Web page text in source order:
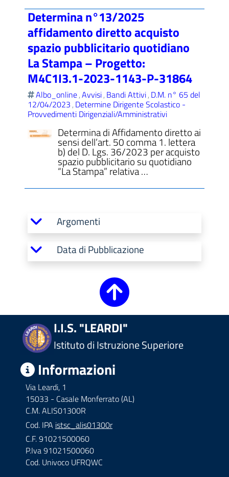
Determina n°13/2025
affidamento diretto acquisto
spazio pubblicitario quotidiano
La Stampa – Progetto:
M4C1I3.1-2023-1143-P-31864
Albo_online,Avvisi, Bandi Attivi, D.M. n° 65 del
12/04/2023, Determine Dirigente Scolastico -
Provvedimenti Dirigenziali/Amministrativi
Determina di Affidamento diretto ai
sensi dell’art. 50 comma 1. lettera
b) del D. Lgs. 36/2023 per acquisto
spazio pubblicitario su quotidiano
“La Stampa” relativa …
Argomenti
Data di Pubblicazione
I.I.S. "LEARDI"
Istituto di Istruzione Superiore
Informazioni
Via Leardi, 1
15033 - Casale Monferrato (AL)
C.M. ALIS01300R
Cod. IPA istsc_alis01300r
C.F. 91021500060
P.Iva 91021500060
Cod. Univoco UFRQWC